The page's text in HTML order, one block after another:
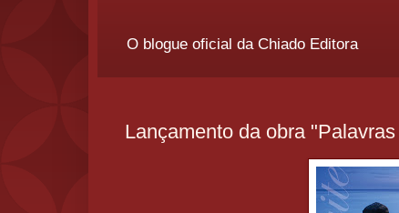
O blogue oficial da Chiado Editora
Lançamento da obra